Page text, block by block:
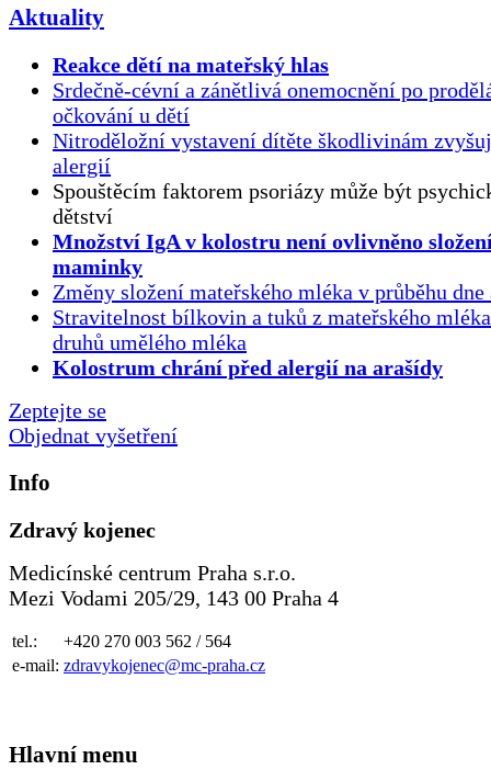
Aktuality
Reakce dětí na mateřský hlas
Srdečně-cévní a zánětlivá onemocnění po
očkování u dětí
Nitroděložní vystavení dítěte škodlivinám
alergií
Spouštěcím faktorem psoriázy může být
dětství
Množství IgA v kolostru není ovlivněno
maminky
Změny složení mateřského mléka v průběhu dne
Stravitelnost bílkovin a tuků z mateřského
druhů umělého mléka
Kolostrum chrání před alergií na arašídy
Zeptejte se
Objednat vyšetření
Info
Zdravý kojenec
Medicínské centrum Praha s.r.o.
Mezi Vodami 205/29, 143 00 Praha 4
tel.:
+420 270 003 562 / 564
e-mail: zdravykojenec@mc-praha.cz
Hlavní menu